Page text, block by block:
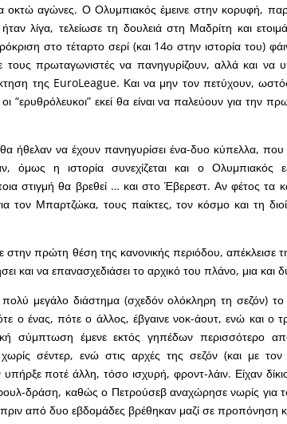
οκτώ αγώνες. Ο Ολυμπιακός έμεινε στην κορυφή,
λίγα, τελείωσε τη δουλειά στη Μαδρίτη και
στο τέταρτο σερί (και 14ο στην ιστορία του)
πρωταγωνιστές να πανηγυρίζουν, αλλά και να
της EuroLeague. Και να μην τον πετύχουν,
“ερυθρόλευκοι” εκεί θα είναι να παλεύουν για την
ήθελαν να έχουν πανηγυρίσει ένα-δυο κύπελλα,
όμως η ιστορία συνεχίζεται και ο Ολυμπιακός
στιγμή θα βρεθεί … και στο Έβερεστ. Αν φέτος τα
τον Μπαρτζώκα, τους παίκτες, τον κόσμο και τη
στην πρώτη θέση της κανονικής περιόδου, απέκλεισε
και να επανασχεδιάσει το αρχικό του πλάνο, μια και
μεγάλο διάστημα (σχεδόν ολόκληρη τη σεζόν)
ο ένας, πότε ο άλλος, έβγαινε νοκ-άουτ, ενώ και ο
σύμπτωση έμενε εκτός γηπέδων περισσότερο
χωρίς σέντερ, ενώ στις αρχές της σεζόν (και με
υπήρξε ποτέ άλλη, τόσο ισχυρή, φροντ-λάιν. Είχαν
δράση, καθώς ο Πετρούσεβ αναχώρησε νωρίς για το
πριν από δυο εβδομάδες βρέθηκαν μαζί σε προπόνηση